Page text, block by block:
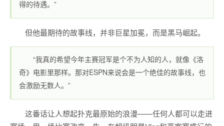
得的待遇。”
但他最期待的故事线，并非巨星加冕，而是黑马崛起。
“我真的希望今年主赛冠军是个不为人知的人，就像《洛
奇》电影里那样。那对ESPN来说会是一个绝佳的故事线，也
会激励无数人。”
这番话让人想起扑克最原始的浪漫——任何人都可以走进